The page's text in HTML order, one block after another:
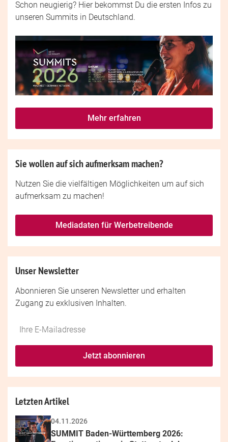
Schon neugierig? Hier bekommst Du die ersten Infos zu
unseren Summits in Deutschland.
Mehr erfahren
Sie wollen auf sich aufmerksam machen?
Nutzen Sie die vielfältigen Möglichkeiten um auf sich
aufmerksam zu machen!
Mediadaten für Werbetreibende
Unser Newsletter
Abonnieren Sie unseren Newsletter und erhalten
Zugang zu exklusiven Inhalten.
Do
fill
*Ihre
Mailadresse:
Jetzt abonnieren
Letzten Artikel
04.11.2026
SUMMIT Baden-Württemberg 2026: